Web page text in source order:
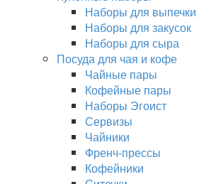
Наборы для выпечки
Наборы для закусок
Наборы для сыра
Посуда для чая и кофе
Чайные пары
Кофейные пары
Наборы Эгоист
Сервизы
Чайники
Френч-прессы
Кофейники